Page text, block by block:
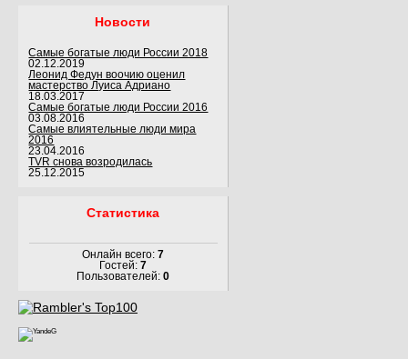
Новости
Самые богатые люди России 2018
02.12.2019
Леонид Федун воочию оценил
мастерство Луиса Адриано
18.03.2017
Самые богатые люди России 2016
03.08.2016
Самые влиятельные люди мира
2016
23.04.2016
TVR снова возродилась
25.12.2015
Статистика
Онлайн всего: 7
Гостей: 7
Пользователей: 0